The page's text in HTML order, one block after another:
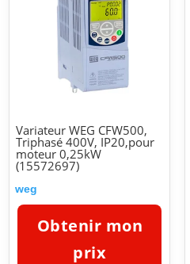
Variateur WEG CFW500,
Triphasé 400V, IP20,pour
moteur 0,25kW
(15572697)
weg
Obtenir mon
prix